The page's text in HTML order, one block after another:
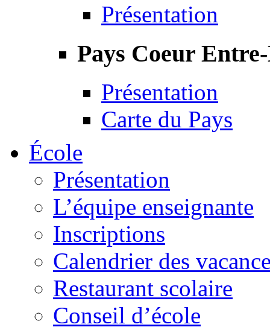
Présentation
Pays Coeur
Présentation
Carte du Pays
École
Présentation
L’équipe enseignante
Inscriptions
Calendrier des
Restaurant scolaire
Conseil d’école